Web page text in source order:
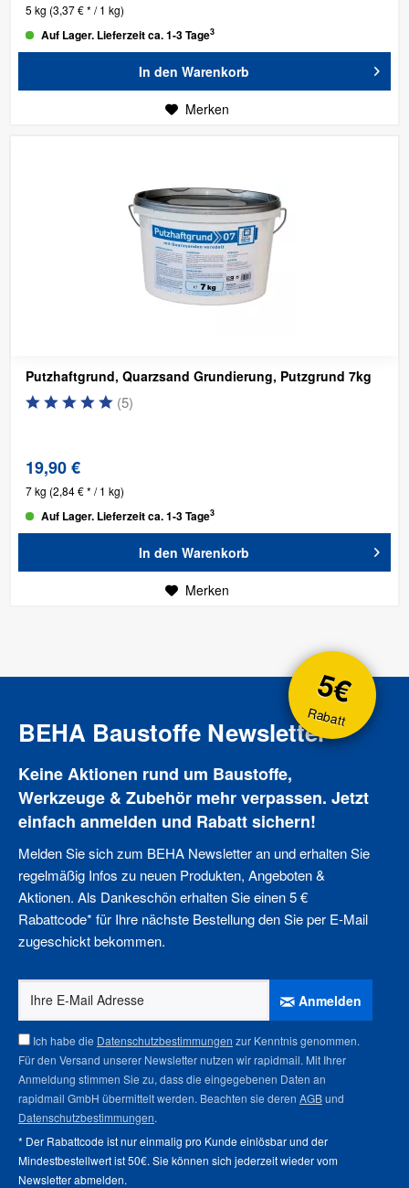
5 kg (3,37 € * / 1 kg)
Auf Lager. Lieferzeit ca. 1-3 Tage3
In den Warenkorb
Merken
Putzhaftgrund, Quarzsand Grundierung, Putzgrund 7kg
(5)
19,90 €
7 kg (2,84 € * / 1 kg)
Auf Lager. Lieferzeit ca. 1-3 Tage3
In den Warenkorb
Merken
5€
Rabatt
BEHA Baustoffe Newsletter
Keine Aktionen rund um Baustoffe,
Werkzeuge & Zubehör mehr verpassen. Jetzt
einfach anmelden und Rabatt sichern!
Melden Sie sich zum BEHA Newsletter an und erhalten Sie
regelmäßig Infos zu neuen Produkten, Angeboten &
Aktionen. Als Dankeschön erhalten Sie einen 5 €
Rabattcode* für Ihre nächste Bestellung den Sie per E-Mail
zugeschickt bekommen.
Anmelden
Ich habe die Datenschutzbestimmungen zur Kenntnis genommen.
Für den Versand unserer Newsletter nutzen wir rapidmail. Mit Ihrer
Anmeldung stimmen Sie zu, dass die eingegebenen Daten an
rapidmail GmbH übermittelt werden. Beachten sie deren AGBund
Datenschutzbestimmungen.
* Der Rabattcode ist nur einmalig pro Kunde einlösbar und der
Mindestbestellwert ist 50€. Sie können sich jederzeit wieder vom
Newsletter abmelden.